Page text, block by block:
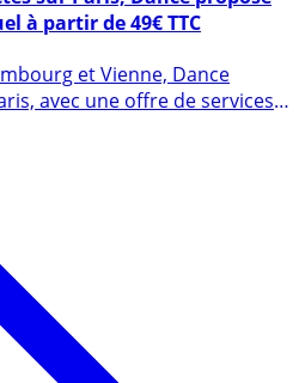
à partir de 49€ TTC
avec une offre de services